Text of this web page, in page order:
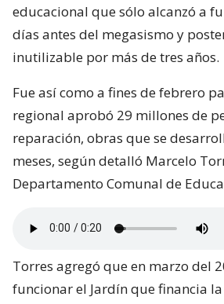
educacional que sólo alcanzó a
días antes del megasismo y
inutilizable por más de tres años.
Fue así como a fines de febrero
regional aprobó 29 millones de
reparación, obras que se
meses, según detalló Marcelo
Departamento Comunal de
Torres agregó que en marzo del
funcionar el Jardín que financia la